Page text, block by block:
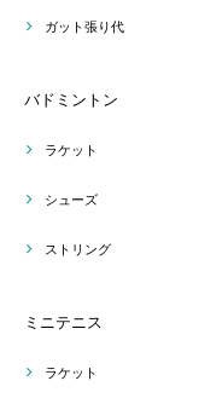
ガット張り代
バドミントン
ラケット
シューズ
ストリング
ミニテニス
ラケット